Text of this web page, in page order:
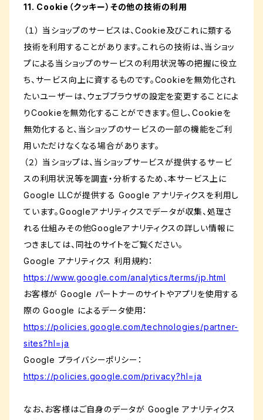
11. Cookie（クッキー）その他の技術の利用
（１） 当ショップのサービスは、Cookie及びこれに類する
技術を利用することがあります。これらの技術は、当ショッ
プによる当ショップのサービスの利用状況等の把握に役立
ち、サービス向上に資するものです。Cookieを無効化され
たいユーザーは、ウェブブラウザの設定を変更することによ
りCookieを無効化することができます。但し、Cookieを
無効化すると、当ショップのサービスの一部の機能をご利
用いただけなくなる場合があります。
（２） 当ショップは、当ショップサービスが提供するサービ
スの利用状況等を調査・分析するため、本サービス上に
Google LLCが提供する Google アナリティクスを利用し
ています。Googleアナリティクスでデータが収集、処理さ
れる仕組みその他Googleアナリティクスの詳しい情報に
つきましては、同社のサイトをご覧ください。
Google アナリティクス 利用規約：
https://www.google.com/analytics/terms/jp.html
お客様が Google パートナーのサイトやアプリを使用する
際の Google によるデータ使用：
https://policies.google.com/technologies/partner-
sites?hl=ja
Google プライバシーポリシー：
https://policies.google.com/privacy?hl=ja
なお、お客様はご自身のデータが Google アナリティクス